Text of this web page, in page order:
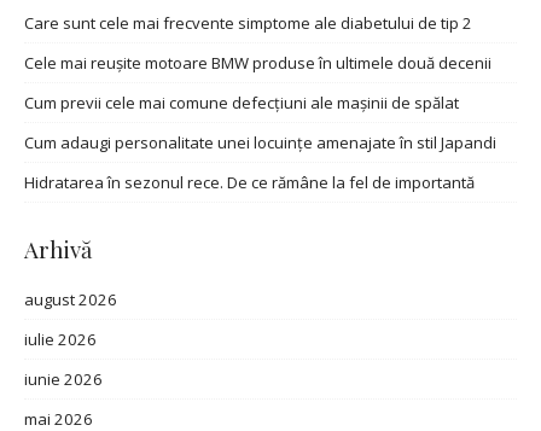
Care sunt cele mai frecvente simptome ale diabetului de tip 2
Cele mai reușite motoare BMW produse în ultimele două decenii
Cum previi cele mai comune defecțiuni ale mașinii de spălat
Cum adaugi personalitate unei locuințe amenajate în stil Japandi
Hidratarea în sezonul rece. De ce rămâne la fel de importantă
Arhivă
august 2026
iulie 2026
iunie 2026
mai 2026